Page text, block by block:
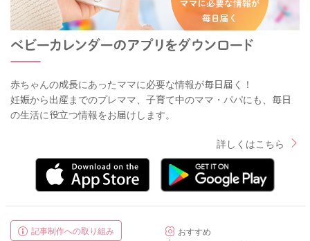
赤ちゃんの成長にあったママに必要な情報が毎日届く！
妊娠から出産までのプレママ、子育て中のママ・パパにも、毎日
の生活に役立つ情報をお届けします。
詳しくはこちら
記事制作への取り組み
おすすめ